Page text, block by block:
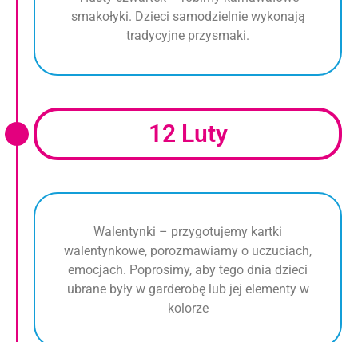
smakołyki. Dzieci samodzielnie wykonają
tradycyjne przysmaki.
12 Luty
Walentynki – przygotujemy kartki
walentynkowe, porozmawiamy o uczuciach,
emocjach. Poprosimy, aby tego dnia dzieci
ubrane były w garderobę lub jej elementy w
kolorze